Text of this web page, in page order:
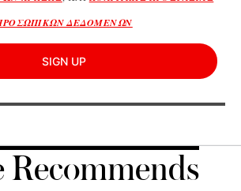
ΔΕΔΟΜΕΝΩΝ
SIGN UP
Recommends